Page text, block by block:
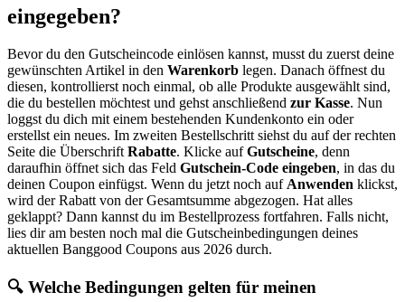
eingegeben?
Bevor du den Gutscheincode einlösen kannst, musst du zuerst deine
gewünschten Artikel in den Warenkorb legen. Danach öffnest du
diesen, kontrollierst noch einmal, ob alle Produkte ausgewählt sind,
die du bestellen möchtest und gehst anschließend zur Kasse. Nun
loggst du dich mit einem bestehenden Kundenkonto ein oder
erstellst ein neues. Im zweiten Bestellschritt siehst du auf der rechten
Seite die ÜberschriftRabatte. Klicke aufGutscheine, denn
daraufhin öffnet sich das Feld Gutschein-Code eingeben, in das du
deinen Coupon einfügst. Wenn du jetzt noch aufAnwenden klickst,
wird der Rabatt von der Gesamtsumme abgezogen. Hat alles
geklappt? Dann kannst du im Bestellprozess fortfahren. Falls nicht,
lies dir am besten noch mal die Gutscheinbedingungen deines
aktuellen Banggood Coupons aus 2026 durch.
🔍 Welche Bedingungen gelten für meinen